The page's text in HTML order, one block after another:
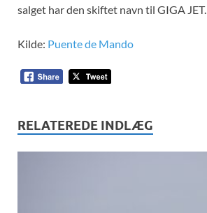
salget har den skiftet navn til GIGA JET.
Kilde: Puente de Mando
RELATEREDE INDLÆG